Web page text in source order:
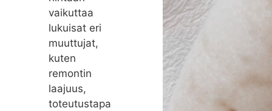
vaikuttaa
lukuisat eri
muuttujat,
kuten
remontin
laajuus,
toteutustapa